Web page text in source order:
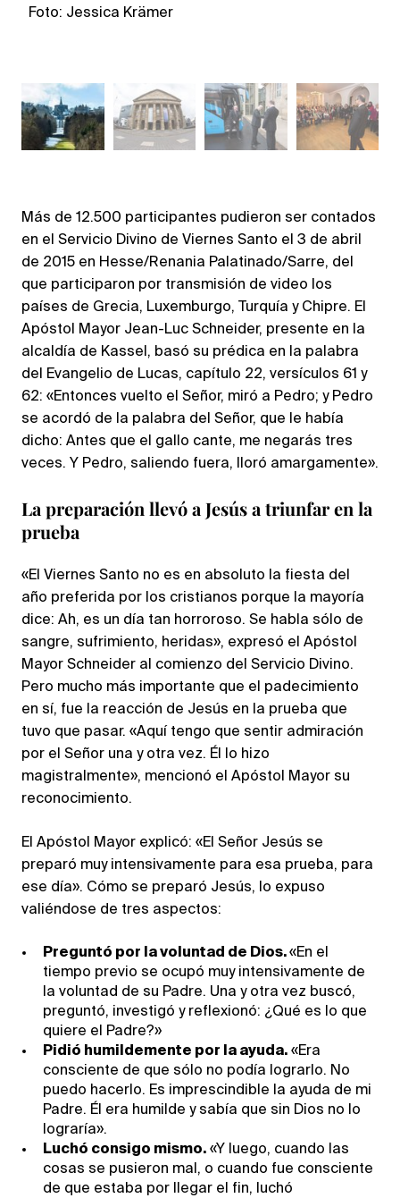
Foto: Jessica Krämer
Más de 12.500 participantes pudieron ser contados
en el Servicio Divino de Viernes Santo el 3 de abril
de 2015 en Hesse/Renania Palatinado/Sarre, del
que participaron por transmisión de video los
países de Grecia, Luxemburgo, Turquía y Chipre. El
Apóstol Mayor Jean-Luc Schneider, presente en la
alcaldía de Kassel, basó su prédica en la palabra
del Evangelio de Lucas, capítulo 22, versículos 61 y
62: «Entonces vuelto el Señor, miró a Pedro; y Pedro
se acordó de la palabra del Señor, que le había
dicho: Antes que el gallo cante, me negarás tres
veces. Y Pedro, saliendo fuera, lloró amargamente».
La preparación llevó a Jesús a triunfar en la
prueba
«El Viernes Santo no es en absoluto la fiesta del
año preferida por los cristianos porque la mayoría
dice: Ah, es un día tan horroroso. Se habla sólo de
sangre, sufrimiento, heridas», expresó el Apóstol
Mayor Schneider al comienzo del Servicio Divino.
Pero mucho más importante que el padecimiento
en sí, fue la reacción de Jesús en la prueba que
tuvo que pasar. «Aquí tengo que sentir admiración
por el Señor una y otra vez. Él lo hizo
magistralmente», mencionó el Apóstol Mayor su
reconocimiento.
El Apóstol Mayor explicó: «El Señor Jesús se
preparó muy intensivamente para esa prueba, para
ese día». Cómo se preparó Jesús, lo expuso
valiéndose de tres aspectos:
Preguntó por la voluntad de Dios.«En el
tiempo previo se ocupó muy intensivamente de
la voluntad de su Padre. Una y otra vez buscó,
preguntó, investigó y reflexionó: ¿Qué es lo que
quiere el Padre?»
Pidió humildemente por la ayuda. «Era
consciente de que sólo no podía lograrlo. No
puedo hacerlo. Es imprescindible la ayuda de mi
Padre. Él era humilde y sabía que sin Dios no lo
lograría».
Luchó consigo mismo. «Y luego, cuando las
cosas se pusieron mal, o cuando fue consciente
de que estaba por llegar el fin, luchó